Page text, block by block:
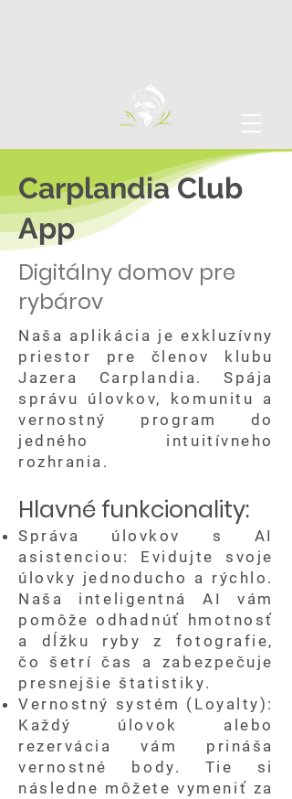
Carplandia Club
App
Digitálny domov pre
rybárov
Naša aplikácia je exkluzívny
priestor pre členov klubu
Jazera Carplandia. Spája
správu úlovkov, komunitu a
vernostný program do
jedného intuitívneho
rozhrania.
Hlavné funkcionality:
Správa úlovkov s AI
asistenciou: Evidujte svoje
úlovky jednoducho a rýchlo.
Naša inteligentná AI vám
pomôže odhadnúť hmotnosť
a dĺžku ryby z fotografie,
čo šetrí čas a zabezpečuje
presnejšie štatistiky.
Vernostný systém (Loyalty):
Každý úlovok alebo
rezervácia vám prináša
vernostné body. Tie si
následne môžete vymeniť za